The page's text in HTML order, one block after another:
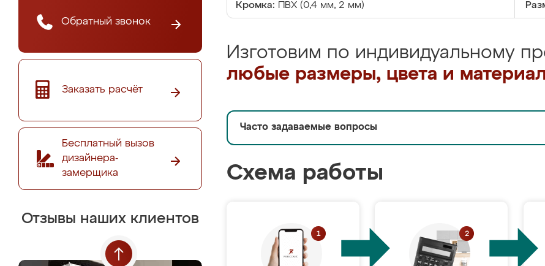
Обратный звонок
Заказать расчёт
Бесплатный вызов
дизайнера-
замерщика
Отзывы наших клиентов
Кромка: ПВХ (0,4 мм, 2 мм)
Изготовим по индивидуальному
любые размеры, цвета и
Часто задаваемые вопросы
Схема работы